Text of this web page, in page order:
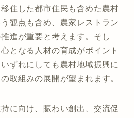
住した都市住民も含めた農村
観点も含め、農家レストラン
進が重要と考えます。そし
となる人材の育成がポイント
ずれにしても農村地域振興に
取組みの展開が望まれます。
に向け、賑わい創出、交流促